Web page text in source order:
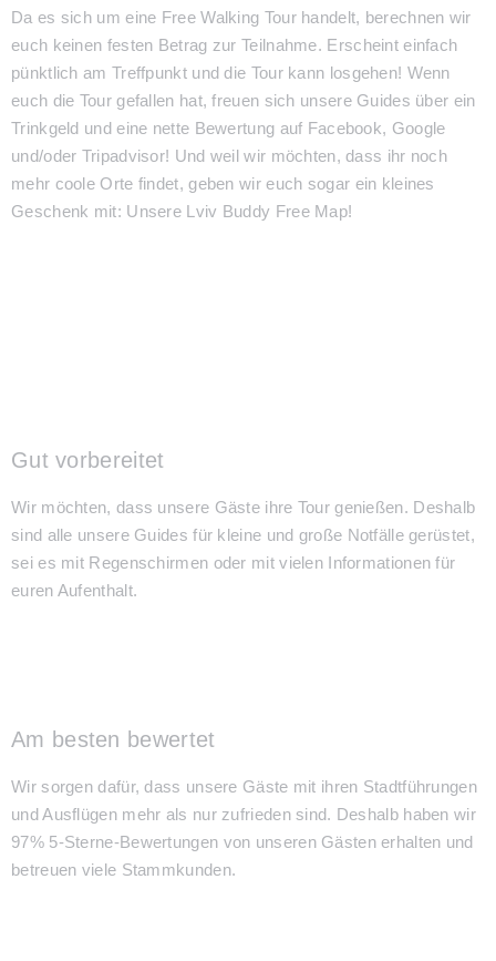
Da es sich um eine Free Walking Tour handelt, berechnen wir
euch keinen festen Betrag zur Teilnahme. Erscheint einfach
pünktlich am Treffpunkt und die Tour kann losgehen! Wenn
euch die Tour gefallen hat, freuen sich unsere Guides über ein
Trinkgeld und eine nette Bewertung auf Facebook, Google
und/oder Tripadvisor! Und weil wir möchten, dass ihr noch
mehr coole Orte findet, geben wir euch sogar ein kleines
Geschenk mit: Unsere Lviv Buddy Free Map!
Gut vorbereitet
Wir möchten, dass unsere Gäste ihre Tour genießen. Deshalb
sind alle unsere Guides für kleine und große Notfälle gerüstet,
sei es mit Regenschirmen oder mit vielen Informationen für
euren Aufenthalt.
Am besten bewertet
Wir sorgen dafür, dass unsere Gäste mit ihren Stadtführungen
und Ausflügen mehr als nur zufrieden sind. Deshalb haben wir
97% 5-Sterne-Bewertungen von unseren Gästen erhalten und
betreuen viele Stammkunden.